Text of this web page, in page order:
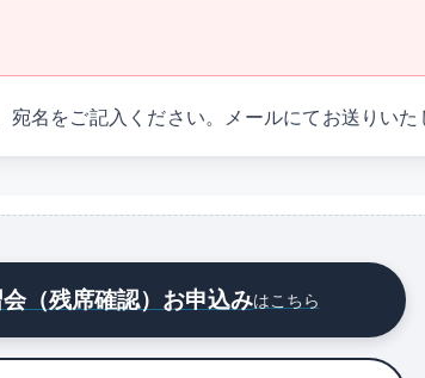
名をご記入ください。メールにてお送りいた
（残席確認）お申込みはこちら